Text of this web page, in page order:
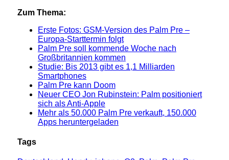
Zum Thema:
Erste Fotos: GSM-Version des Palm Pre –
Europa-Starttermin folgt
Palm Pre soll kommende Woche nach
Großbritannien kommen
Studie: Bis 2013 gibt es 1,1 Milliarden
Smartphones
Palm Pre kann Doom
Neuer CEO Jon Rubinstein: Palm positioniert
sich als Anti-Apple
Mehr als 50.000 Palm Pre verkauft, 150.000
Apps heruntergeladen
Tags